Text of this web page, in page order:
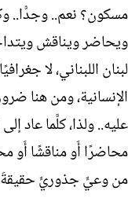
مسكون؟ نعم.. وجدًّا..
ويحاضر ويناقش
لبنان اللبناني، لا
الإنسانية، ومن هنا
عليه.. ولذا، كلَّما عاد
محاضرًا أَو مناقشًا أَو
من وعيٍّ جذوريٍّ حقيقةَ